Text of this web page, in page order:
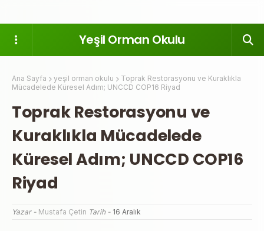
Yeşil Orman Okulu
Ana Sayfa yeşil orman okulu
Toprak Restorasyonu ve Kuraklıkla
Mücadelede Küresel Adım; UNCCD COP16 Riyad
Toprak Restorasyonu ve
Kuraklıkla Mücadelede
Küresel Adım; UNCCD COP16
Riyad
Yazar - Mustafa Çetin Tarih - 16 Aralık